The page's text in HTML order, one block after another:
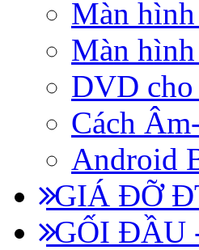
Màn
Màn
DVD cho
Cách
Android
GIÁ ĐỠ
GỐI ĐẦU